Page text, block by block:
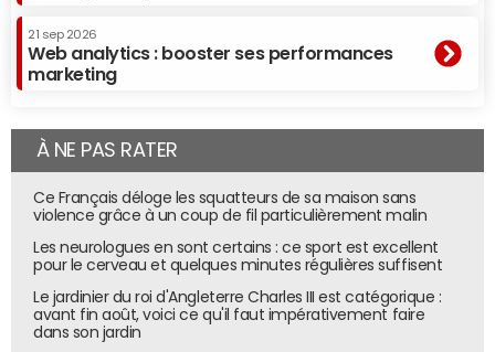
21 sep 2026
Web analytics : booster ses performances
marketing
À NE PAS RATER
Ce Français déloge les squatteurs de sa maison sans
violence grâce à un coup de fil particulièrement malin
Les neurologues en sont certains : ce sport est excellent
pour le cerveau et quelques minutes régulières suffisent
Le jardinier du roi d'Angleterre Charles III est catégorique :
avant fin août, voici ce qu'il faut impérativement faire
dans son jardin